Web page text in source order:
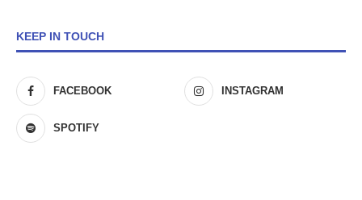
KEEP IN TOUCH
FACEBOOK INSTAGRAM
SPOTIFY